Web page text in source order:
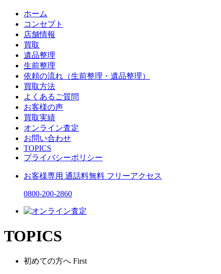
ホーム
コンセプト
店舗情報
買取
遺品整理
生前整理
依頼の流れ（生前整理・遺品整理）
買取方法
よくあるご質問
お客様の声
買取実績
オンライン査定
お問い合わせ
TOPICS
プライバシーポリシー
お客様専用 通話料無料 フリーアクセス
0800-200-2860
TOPICS
初めての方へ First